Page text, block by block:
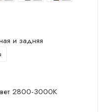
и задняя
2800-3000K